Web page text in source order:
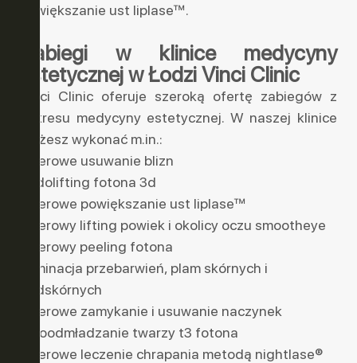
powiększanie ust liplase™.
Zabiegi w klinice medycyny
estetycznej w Łodzi Vinci Clinic
Vinci Clinic oferuje szeroką ofertę zabiegów z
zakresu medycyny estetycznej. W naszej klinice
możesz wykonać m.in.:
laserowe usuwanie blizn
endolifting fotona 3d
laserowe powiększanie ust liplase™
laserowy lifting powiek i okolicy oczu smootheye
laserowy peeling fotona
eliminacja przebarwień, plam skórnych i
podskórnych
laserowe zamykanie i usuwanie naczynek
fotoodmładzanie twarzy t3 fotona
laserowe leczenie chrapania metodą nightlase®